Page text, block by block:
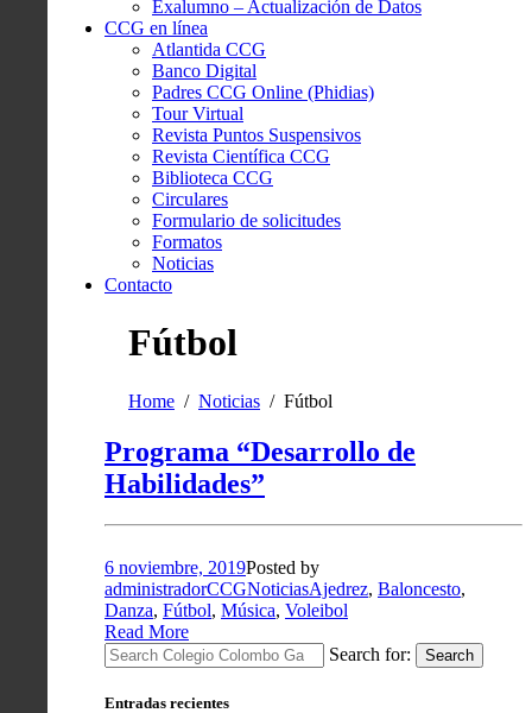
Exalumno – Actualización de Datos
CCG en línea
Atlantida CCG
Banco Digital
Padres CCG Online (Phidias)
Tour Virtual
Revista Puntos Suspensivos
Revista Científica CCG
Biblioteca CCG
Circulares
Formulario de solicitudes
Formatos
Noticias
Contacto
Fútbol
Home Noticias Fútbol
Programa “Desarrollo de
Habilidades”
6 noviembre, 2019Posted by
administradorCCGNoticiasAjedrez, Baloncesto,
Danza, Fútbol, Música, Voleibol
Read More
Search for:
Search
Entradas recientes